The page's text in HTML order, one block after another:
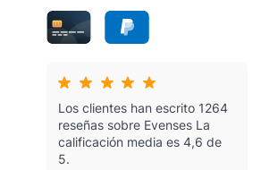
Los clientes han escrito 1264
reseñas sobre Evenses La
calificación media es 4,6 de
5.